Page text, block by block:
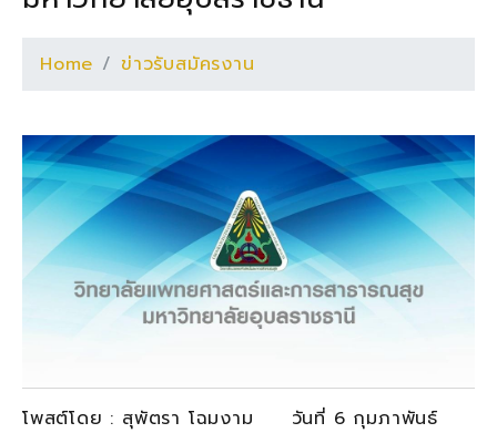
Home ข่าวรับสมัครงาน
โพสต์โดย : สุพัตรา โฉมงาม วันที่ 6 กุมภาพันธ์